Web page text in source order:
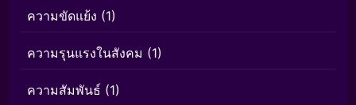
ความขัดแย้ง (1)
ความรุนแรงในสังคม (1)
ความสัมพันธ์ (1)